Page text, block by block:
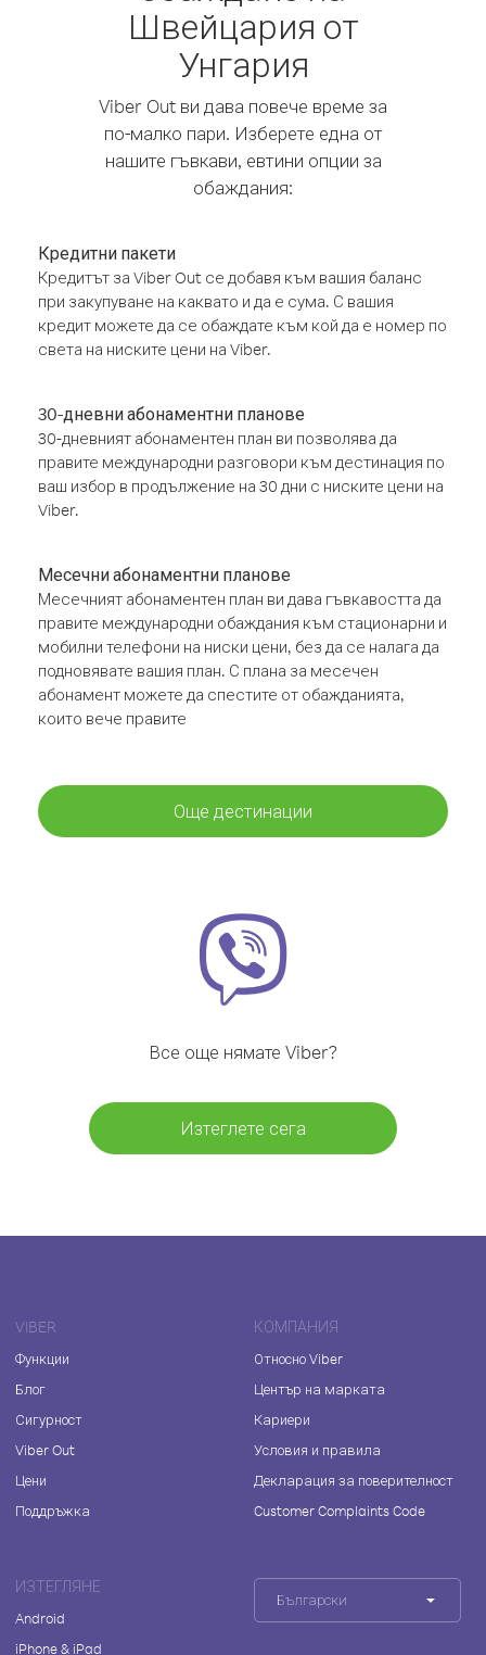
Швейцария от
Унгария
Viber Out ви дава повече време за
по-малко пари. Изберете една от
нашите гъвкави, евтини опции за
обаждания:
Кредитни пакети
Кредитът за Viber Out се добавя към вашия баланс
при закупуване на каквато и да е сума. С вашия
кредит можете да се обаждате към кой да е номер по
света на ниските цени на Viber.
30-дневни абонаментни планове
30-дневният абонаментен план ви позволява да
правите международни разговори към дестинация по
ваш избор в продължение на 30 дни с ниските цени на
Viber.
Месечни абонаментни планове
Месечният абонаментен план ви дава гъвкавостта да
правите международни обаждания към стационарни и
мобилни телефони на ниски цени, без да се налага да
подновявате вашия план. С плана за месечен
абонамент можете да спестите от обажданията,
които вече правите
Още дестинации
Все още нямате Viber?
Изтеглете сега
VIBER
Функции
Блог
Сигурност
Viber Out
Цени
Поддръжка
КОМПАНИЯ
Относно Viber
Център на марката
Кариери
Условия и правила
Декларация за поверителност
Customer Complaints Code
ИЗТЕГЛЯНЕ
Android
iPhone & iPad
Български